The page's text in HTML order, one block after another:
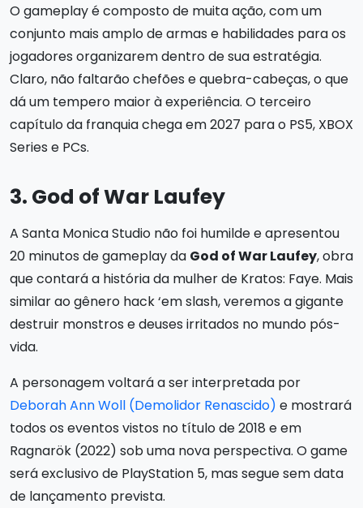
O gameplay é composto de muita ação, com um
conjunto mais amplo de armas e habilidades para os
jogadores organizarem dentro de sua estratégia.
Claro, não faltarão chefões e quebra-cabeças, o que
dá um tempero maior à experiência. O terceiro
capítulo da franquia chega em 2027 para o PS5, XBOX
Series e PCs.
3. God of War Laufey
A Santa Monica Studio não foi humilde e apresentou
20 minutos de gameplay da God of War Laufey, obra
que contará a história da mulher de Kratos: Faye. Mais
similar ao gênero hack ‘em slash, veremos a gigante
destruir monstros e deuses irritados no mundo pós-
vida.
A personagem voltará a ser interpretada por
Deborah Ann Woll (Demolidor Renascido) e mostrará
todos os eventos vistos no título de 2018 e em
Ragnarök (2022) sob uma nova perspectiva. O game
será exclusivo de PlayStation 5, mas segue sem data
de lançamento prevista.